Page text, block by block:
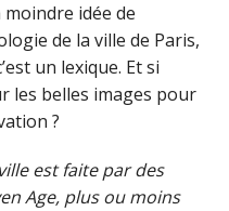
idée de
de la ville de Paris,
un lexique. Et si
les belles images pour
?
est faite par des
Age, plus ou moins